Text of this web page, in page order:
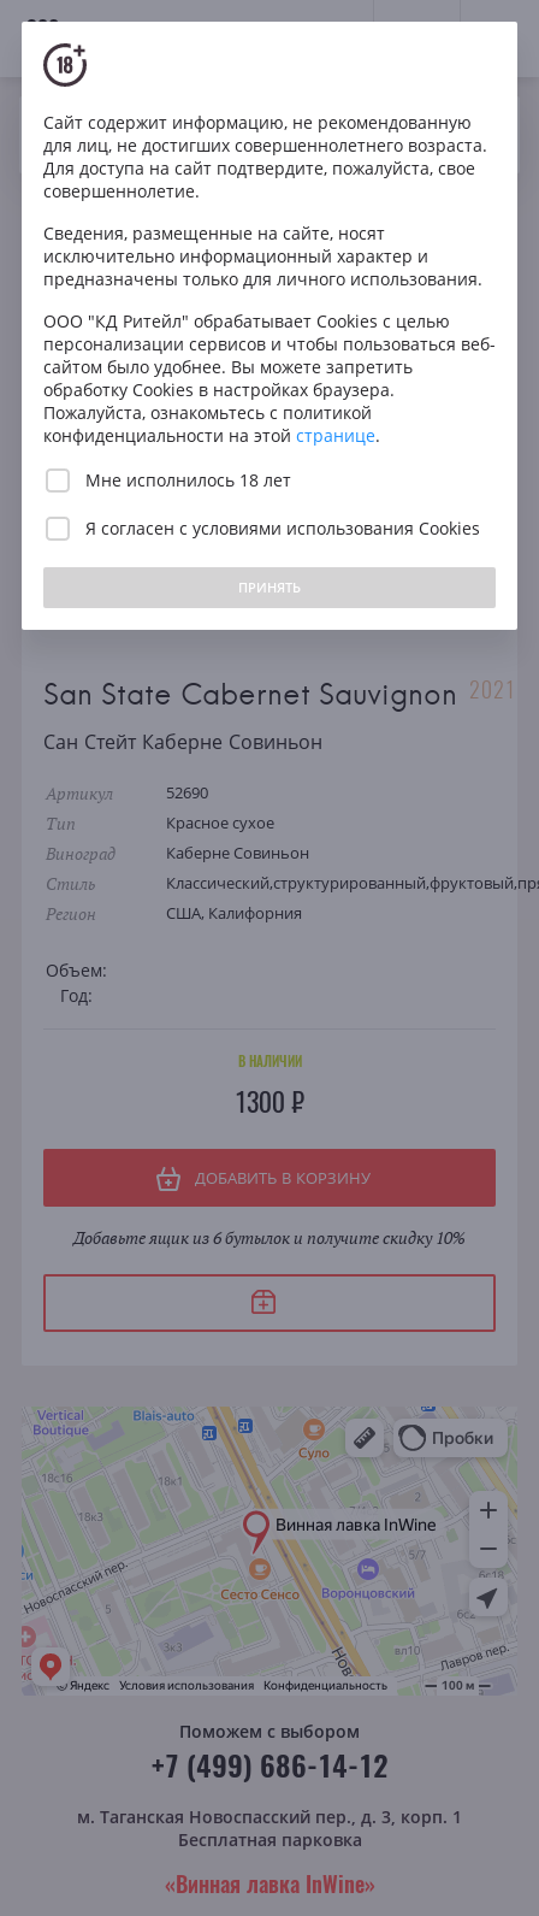
18+
Ваш город Москва ? Да
Вино Красное Сухое
США
San State Cabernet Sauvignon
San State Cabernet Sauvignon 2021
Сан Стейт Каберне Совиньон
Артикул 52690
Тип Красное сухое
Виноград Каберне Совиньон
Стиль
Регион США, Калифорния
Объем:
Год:
В НАЛИЧИИ
1300 ₽
ДОБАВИТЬ В КОРЗИНУ
Добавьте ящик из 6 бутылок и получите скидку 10%
Поможем с выбором
+7 (499) 686-14-12
м. Таганская Новоспасский пер., д. 3, корп. 1
Бесплатная парковка
«Винная лавка InWine»
Сайт содержит информацию, не рекомендованную
для лиц, не достигших совершеннолетнего возраста.
Для доступа на сайт подтвердите, пожалуйста, свое
совершеннолетие.
Сведения, размещенные на сайте, носят
исключительно информационный характер и
предназначены только для личного использования.
ООО "КД Ритейл" обрабатывает Cookies с целью
персонализации сервисов и чтобы пользоваться веб-
сайтом было удобнее. Вы можете запретить
обработку Cookies в настройках браузера.
Пожалуйста, ознакомьтесь с политикой
конфиденциальности на этой странице.
Мне исполнилось 18 лет
Я согласен с условиями использования Cookies
ПРИНЯТЬ